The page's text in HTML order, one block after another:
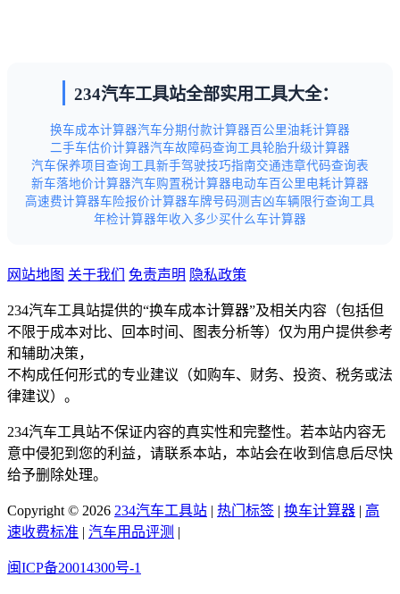
234汽车工具站全部实用工具大全：
换车成本计算器汽车分期付款计算器百公里油耗计算器
二手车估价计算器汽车故障码查询工具轮胎升级计算器
汽车保养项目查询工具新手驾驶技巧指南交通违章代码查询表
新车落地价计算器汽车购置税计算器电动车百公里电耗计算器
高速费计算器车险报价计算器车牌号码测吉凶车辆限行查询工具
年检计算器年收入多少买什么车计算器
网站地图 关于我们 免责声明 隐私政策
234汽车工具站提供的“换车成本计算器”及相关内容（包括但
不限于成本对比、回本时间、图表分析等）仅为用户提供参考
和辅助决策，
不构成任何形式的专业建议（如购车、财务、投资、税务或法
律建议）。
234汽车工具站不保证内容的真实性和完整性。若本站内容无
意中侵犯到您的利益，请联系本站，本站会在收到信息后尽快
给予删除处理。
Copyright © 2026 234汽车工具站 | 热门标签 | 换车计算器 | 高
速收费标准 | 汽车用品评测 |
闽ICP备20014300号-1